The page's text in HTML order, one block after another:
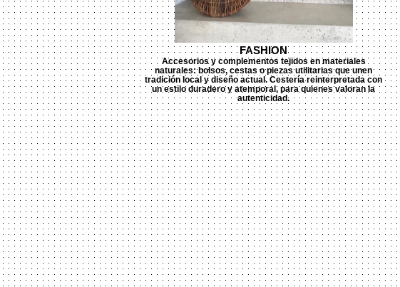
FASHION
Accesorios y complementos tejidos en materiales
naturales: bolsos, cestas o piezas utilitarias que unen
tradición local y diseño actual. Cestería reinterpretada con
un estilo duradero y atemporal, para quienes valoran la
autenticidad.